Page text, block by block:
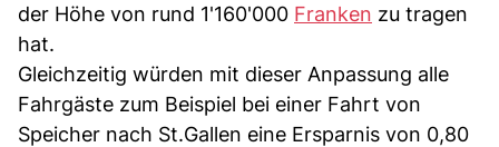
der Höhe von rund 1'160'000 Franken zu tragen
hat.
Gleichzeitig würden mit dieser Anpassung alle
Fahrgäste zum Beispiel bei einer Fahrt von
Speicher nach St.Gallen eine Ersparnis von 0,80